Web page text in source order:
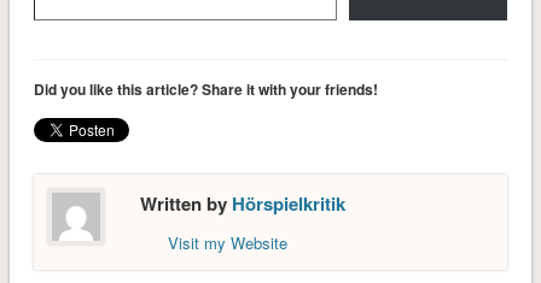
Did you like this article? Share it with your friends!
Written by Hörspielkritik
Visit my Website